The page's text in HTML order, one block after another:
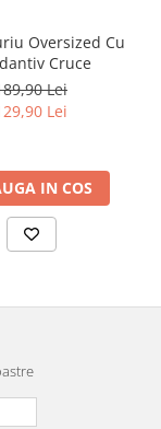
Oversized Cu
Cruce
Lei
Lei
IN COS